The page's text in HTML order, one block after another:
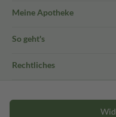
Meine Apotheke
So geht's
Rechtliches